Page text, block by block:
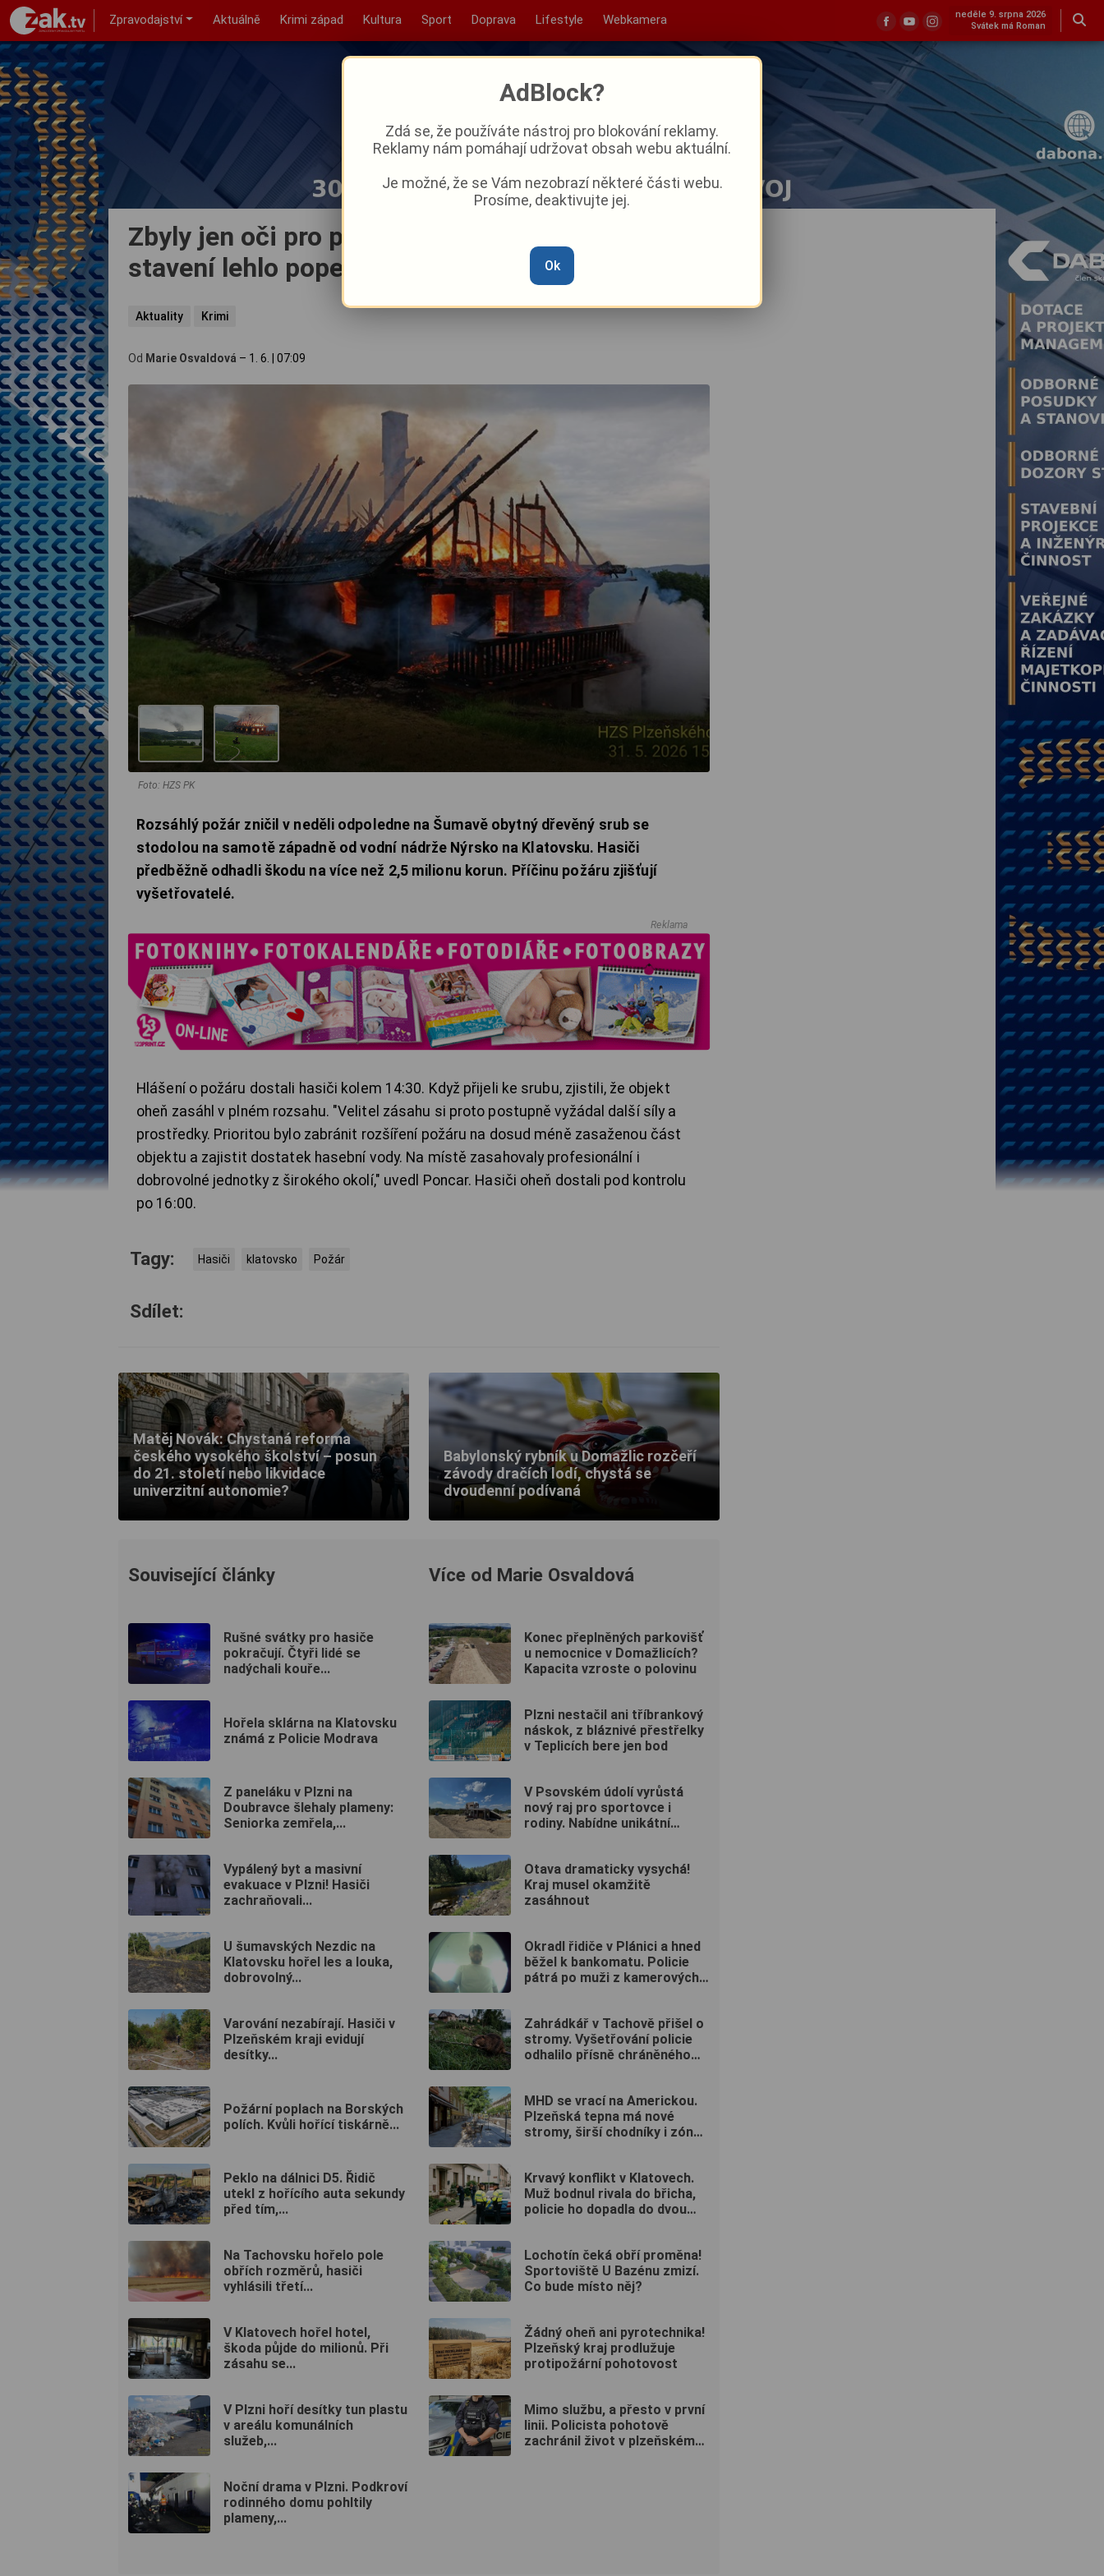
Zpravodajství Aktuálně Krimi západ Kultura Sport Doprava Lifestyle Webkamera
neděle 9. srpna 2026
Svátek má Roman
Zbyly jen oči pro pláč. Oblíbené šumavské
stavení lehlo popelem
Aktuality Krimi
Od Marie Osvaldová – 1. 6. 07:09
Foto: HZS PK
Rozsáhlý požár zničil v neděli odpoledne na Šumavě obytný dřevěný srub se
stodolou na samotě západně od vodní nádrže Nýrsko na Klatovsku. Hasiči
předběžně odhadli škodu na více než 2,5 milionu korun. Příčinu požáru zjišťují
vyšetřovatelé.
Reklama
Hlášení o požáru dostali hasiči kolem 14:30. Když přijeli ke srubu, zjistili, že objekt
oheň zasáhl v plném rozsahu. "Velitel zásahu si proto postupně vyžádal další síly a
prostředky. Prioritou bylo zabránit rozšíření požáru na dosud méně zasaženou část
objektu a zajistit dostatek hasební vody. Na místě zasahovaly profesionální i
dobrovolné jednotky z širokého okolí," uvedl Poncar. Hasiči oheň dostali pod kontrolu
po 16:00.
Tagy: Hasiči klatovsko Požár
Sdílet:
Matěj Novák: Chystaná reforma
českého vysokého školství – posun
do 21. století nebo likvidace
univerzitní autonomie?
Babylonský rybník u Domažlic rozčeří
závody dračích lodí, chystá se
dvoudenní podívaná
Související články
Rušné svátky pro hasiče
pokračují. Čtyři lidé se
nadýchali kouře...
Hořela sklárna na Klatovsku
známá z Policie Modrava
Z paneláku v Plzni na
Doubravce šlehaly plameny:
Seniorka zemřela,...
Vypálený byt a masivní
evakuace v Plzni! Hasiči
zachraňovali...
U šumavských Nezdic na
Klatovsku hořel les a louka,
dobrovolný...
Varování nezabírají. Hasiči v
Plzeňském kraji evidují
desítky...
Požární poplach na Borských
polích. Kvůli hořící tiskárně...
Peklo na dálnici D5. Řidič
utekl z hořícího auta sekundy
před tím,...
Na Tachovsku hořelo pole
obřích rozměrů, hasiči
vyhlásili třetí...
V Klatovech hořel hotel,
škoda půjde do milionů. Při
zásahu se...
V Plzni hoří desítky tun plastu
v areálu komunálních
služeb,...
Noční drama v Plzni. Podkroví
rodinného domu pohltily
plameny,...
Více od Marie Osvaldová
Konec přeplněných parkovišť
u nemocnice v Domažlicích?
Kapacita vzroste o polovinu
Plzni nestačil ani tříbrankový
náskok, z bláznivé přestřelky
v Teplicích bere jen bod
V Psovském údolí vyrůstá
nový raj pro sportovce i
rodiny. Nabídne unikátní
Otava dramaticky vysychá!
Kraj musel okamžitě
zasáhnout
Okradl řidiče v Plánici a hned
běžel k bankomatu. Policie
pátrá po muži z kamerových
Zahrádkář v Tachově přišel o
stromy. Vyšetřování policie
odhalilo přísně chráněného
MHD se vrací na Americkou.
Plzeňská tepna má nové
stromy, širší chodníky i zónu
Krvavý konflikt v Klatovech.
Muž bodnul rivala do břicha,
policie ho dopadla do dvou
Lochotín čeká obří proměna!
Sportoviště U Bazénu zmizí.
Co bude místo něj?
Žádný oheň ani pyrotechnika!
Plzeňský kraj prodlužuje
protipožární pohotovost
Mimo službu, a přesto v první
linii. Policista pohotově
zachránil život v plzeňském
AdBlock?
Zdá se, že používáte nástroj pro blokování reklamy.
Reklamy nám pomáhají udržovat obsah webu aktuální.
Je možné, že se Vám nezobrazí některé části webu.
Prosíme, deaktivujte jej.
Ok